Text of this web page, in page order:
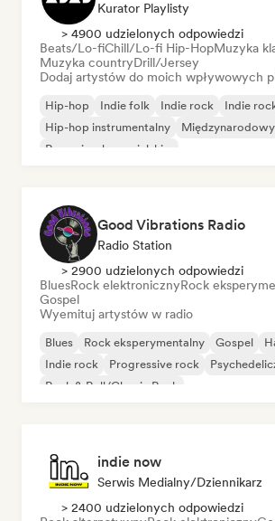
Kurator Playlisty
> 4900 udzielonych odpowiedzi
Beats/Lo-fiChill/Lo-fi Hip-HopMuzyka
Muzyka countryDrill/Jersey
Dodaj artystów do moich wpływowych
Hip-hop Indie folk Indie rock Indie
Hip-hop instrumentalny
Rap w języku angielskim
Good Vibrations Radio
Radio Station
> 2900 udzielonych odpowiedzi
BluesRock elektronicznyRock
Gospel
Wyemituj artystów w radio
Blues Rock eksperymentalny Gospel
Indie rock
Progressive rock
Rock & Roll/Classic Rock
indie now
Serwis Medialny/Dziennikarz
> 2400 udzielonych odpowiedzi